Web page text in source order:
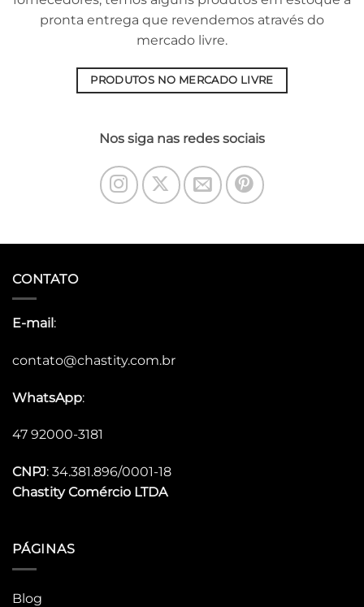
pronta entrega que revendemos através do
mercado livre.
PRODUTOS NO MERCADO LIVRE
Nos siga nas redes sociais
CONTATO
E-mail:
contato@chastity.com.br
WhatsApp:
47 92000-3181
CNPJ: 34.381.896/0001-18
Chastity Comércio LTDA
PÁGINAS
Blog